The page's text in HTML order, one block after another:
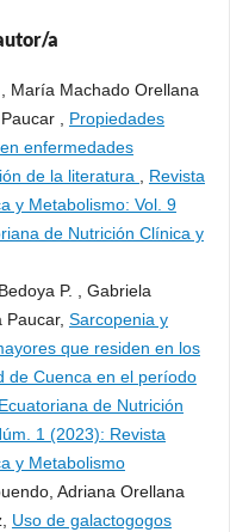
a
María Machado Orellana
, Propiedades
enfermedades
de la literatura , Revista
y Metabolismo: Vol. 9
de Nutrición Clínica y
P. , Gabriela
Paucar, Sarcopenia y
que residen en los
de Cuenca en el período
de Nutrición
1 (2023): Revista
y Metabolismo
Adriana Orellana
Uso de galactogogos